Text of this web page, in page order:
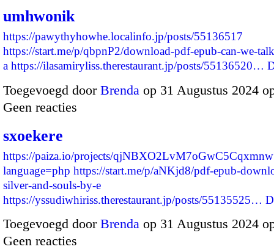
umhwonik
https://pawythyhowhe.localinfo.jp/posts/55136517
https://start.me/p/qbpnP2/download-pdf-epub-can-we-
a https://ilasamiryliss.therestaurant.jp/posts/55136520…
Toegevoegd door Brenda op 31 Augustus 2024
Geen reacties
sxoekere
https://paiza.io/projects/
language=php https://start.me/p/aNKjd8/pdf-epub-
silver-and-souls-by-e
https://yssudiwhiriss.therestaurant.jp/posts/55135525…
Toegevoegd door Brenda op 31 Augustus 2024
Geen reacties